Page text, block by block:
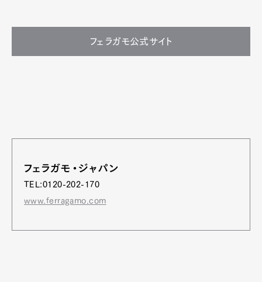
フェラガモ公式サイト
フェラガモ・ジャパン
TEL:0120-202-170
www.ferragamo.com